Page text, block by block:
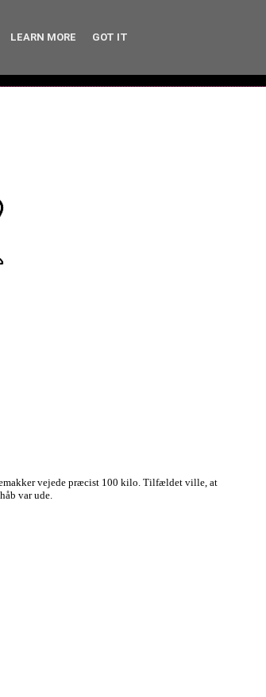
vejede præcist 100 kilo. Tilfældet ville, at
var ude.
LEARN MORE GOT IT